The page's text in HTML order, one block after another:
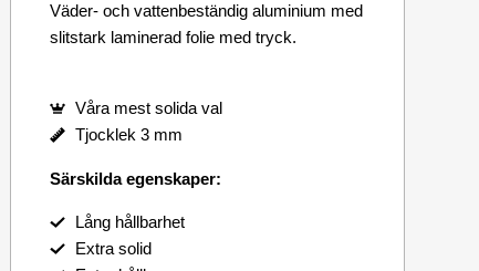
Väder- och vattenbeständig aluminium med
slitstark laminerad folie med tryck.
Våra mest solida val
Tjocklek 3 mm
Särskilda egenskaper:
Lång hållbarhet
Extra solid